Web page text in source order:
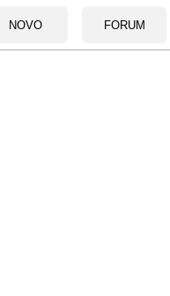
NOVO FORUM